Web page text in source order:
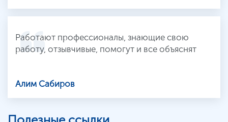
Работают профессионалы, знающие свою
работу, отзывчивые, помогут и все объяснят
Алим Сабиров